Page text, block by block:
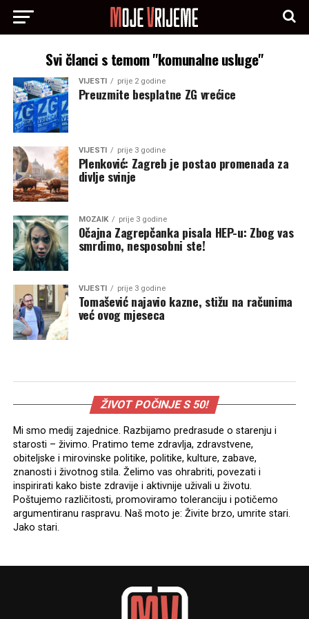
Svi članci s temom "komunalne usluge"
VIJESTI prije 2 godine
Preuzmite besplatne ZG vrećice
VIJESTI prije 3 godine
Plenković: Zagreb je postao promenada za
divlje svinje
MOZAIK prije 3 godine
Očajna Zagrepčanka pisala HEP-u: Zbog vas
smrdimo, nesposobni ste!
VIJESTI prije 3 godine
Tomašević najavio kazne, stižu na računima
već ovog mjeseca
ŽIVOT POČINJE S 50!
Mi smo medij zajednice. Razbijamo predrasude o starenju i
starosti – živimo. Pratimo teme zdravlja, zdravstvene,
obiteljske i mirovinske politike, politike, kulture, zabave,
znanosti i životnog stila. Želimo vas ohrabriti, povezati i
inspirirati kako biste zdravije i aktivnije uživali u životu.
Poštujemo različitosti, promoviramo toleranciju i potičemo
argumentiranu raspravu. Naš moto je: Živite brzo, umrite stari.
Jako stari.